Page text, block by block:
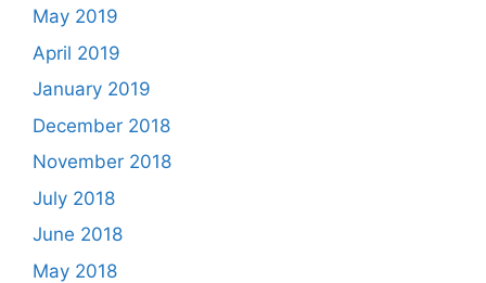
May 2019
April 2019
January 2019
December 2018
November 2018
July 2018
June 2018
May 2018